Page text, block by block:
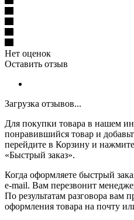
Нет оценок
Оставить отзыв
Загрузка отзывов...
Для покупки товара в нашем
понравившийся товар и
перейдите в Корзину и
«Быстрый заказ».
Когда оформляете быстрый
e-mail. Вам перезвонит
По результатам разговора вам
оформления товара на почту